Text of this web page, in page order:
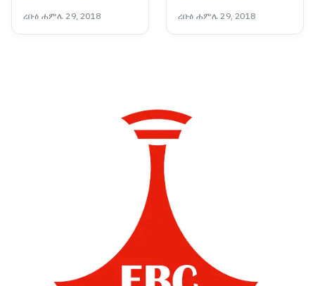
የቤኒን የዲጂታል
ትራንስፎርሜሽንና የፈጠራ
ረቡዕ ሐምሌ 29, 2018 ረቡዕ ሐምሌ 29, 2018